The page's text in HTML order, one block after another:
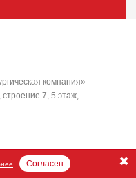
компания»
строение 7, 5 этаж,
Согласен